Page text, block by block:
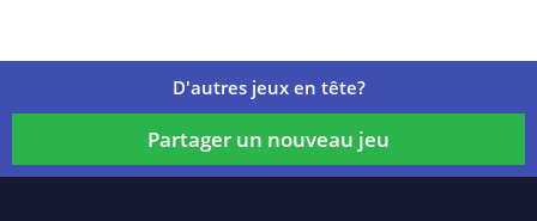
D'autres jeux en tête?
Partager un nouveau jeu